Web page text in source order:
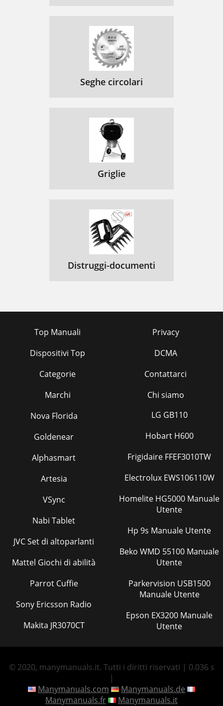
Seghe circolari
Griglie
Distruggi-documenti
Top Manuali
Dispositivi Top
Categorie
Marchi
Privacy
DCMA
Contattarci
Chi siamo
Nova Florida
Goldenear
Alphasmart
Artesia
VSync
Nabi Tablet
JVC Set di altoparlanti
Mattel Giochi di abilità
Parrot Cuffie
Sony Ericsson Radio
Makita JR3070CT
LG GB110
Hobart H600
Frigidaire FFEF3010TW
Electrolux EWS106110W
Homelite HG5000 Manuale
Utente
Hp 9s Manuale Utente
Beko WMD 55100 Manuale
Utente
Parkervision USB1500
Manuale Utente
Epson EX3200 Manuale
Utente
© 2020, manymanuals.it. Tutti i diritti riservati | 0.036 s
|
Manymanuals.com
Manymanuals.de
Manymanuals.fr
Manymanuals.it